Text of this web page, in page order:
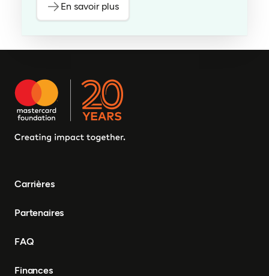
En savoir plus
Carrières
Partenaires
FAQ
Finances